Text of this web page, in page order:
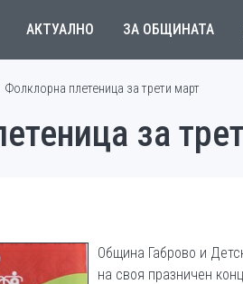
АКТУАЛНО ЗА ОБЩИНАТА
Фолклорна плетеница за трети март
за
Община Габрово и
на своя празничен